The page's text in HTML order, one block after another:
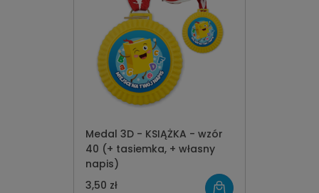
Medal 3D - KSIĄŻKA - wzór
40 (+ tasiemka, + własny
napis)
3,50 zł